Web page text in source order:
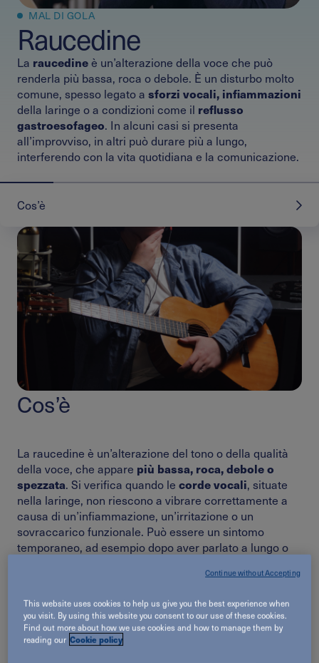
MAL DI GOLA
Raucedine
La raucedineè un’alterazione della voce che può
renderla più bassa, roca o debole. È un disturbo molto
comune, spesso legato a sforzi vocali, infiammazioni
della laringe o a condizioni come il reflusso
gastroesofageo. In alcuni casi si presenta
all’improvviso, in altri può durare più a lungo,
interferendo con la vita quotidiana e la comunicazione.
Cos’è
COS’È
CAUSE
SINTOMI
PREVENZIONE
Cos’è
La raucedine è un’alterazione del tono o della qualità
della voce, che appare più bassa, roca, debole o
spezzata. Si verifica quando le corde vocali, situate
nella laringe, non riescono a vibrare correttamente a
causa di un’infiammazione, un’irritazione o un
sovraccarico funzionale. Può essere un sintomo
temporaneo, ad esempio dopo aver parlato a lungo o
laringite, reflusso gastroesofageoo fattori
segnalare che la voce ha bisogno di riposo e
protezione.
Cause
This website uses cookies to help us give you the best experience when
you visit. By using this website you consent to our use of these cookies.
Find out more about how we use cookies and how to manage them by
reading our Cookie policy
Continue without Accepting